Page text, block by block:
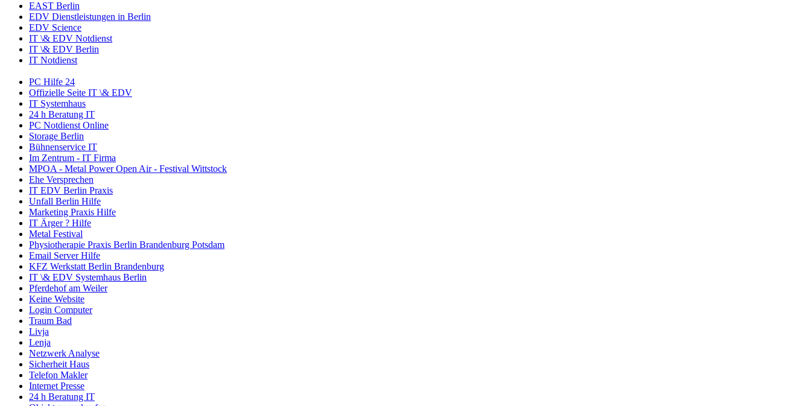
EAST Berlin
EDV Dienstleistungen in Berlin
EDV Science
IT \& EDV Notdienst
IT \& EDV Berlin
IT Notdienst
PC Hilfe 24
Offizielle Seite IT \& EDV
IT Systemhaus
24 h Beratung IT
PC Notdienst Online
Storage Berlin
Bühnenservice IT
Im Zentrum - IT Firma
MPOA - Metal Power Open Air - Festival Wittstock
Ehe Versprechen
IT EDV Berlin Praxis
Unfall Berlin Hilfe
Marketing Praxis Hilfe
IT Ärger ? Hilfe
Metal Festival
Physiotherapie Praxis Berlin Brandenburg Potsdam
Email Server Hilfe
KFZ Werkstatt Berlin Brandenburg
IT \& EDV Systemhaus Berlin
Pferdehof am Weiler
Keine Website
Login Computer
Traum Bad
Livja
Lenja
Netzwerk Analyse
Sicherheit Haus
Telefon Makler
Internet Presse
24 h Beratung IT